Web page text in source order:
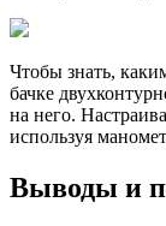
Чтобы знать,
бачке
на него.
используя
Выводы и